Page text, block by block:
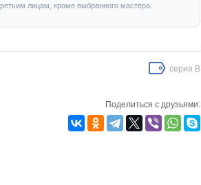
лицам, кроме выбранного мастера.
серия B
Поделиться с друзьями: